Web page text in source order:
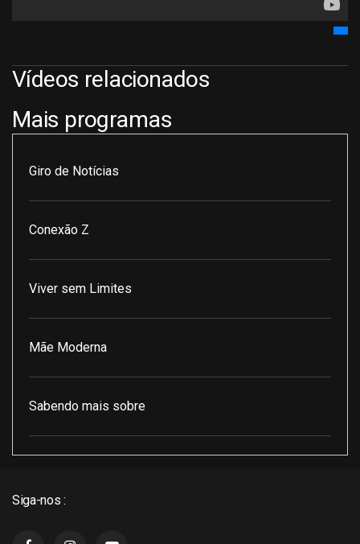
Vídeos relacionados
Mais programas
Giro de Notícias
Conexão Z
Viver sem Limites
Mãe Moderna
Sabendo mais sobre
Siga-nos :